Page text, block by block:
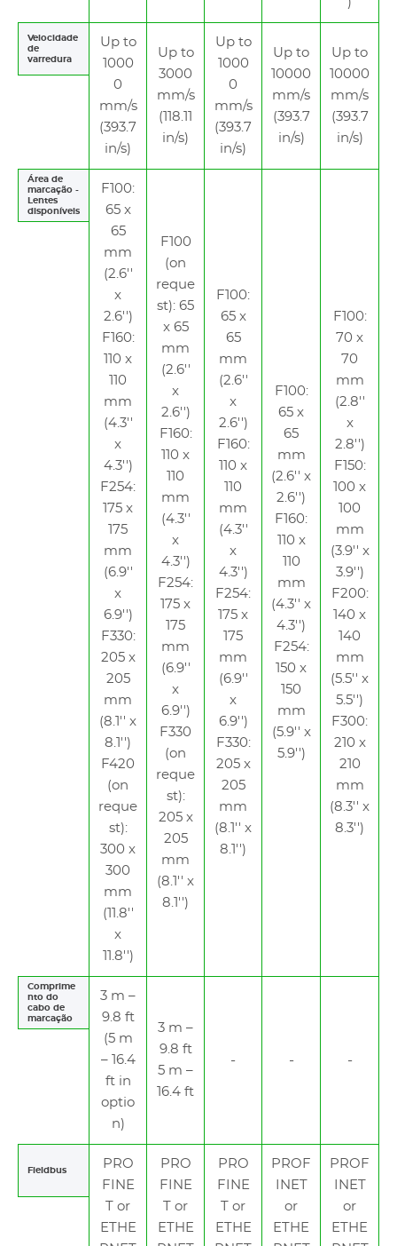
Velocidade
de
varredura
Up to
1000
0
mm/s
(393.7
in/s)
Up to
3000
mm/s
(118.11
in/s)
Up to
1000
0
mm/s
(393.7
in/s)
Up to
10000
mm/s
(393.7
in/s)
Up to
10000
mm/s
(393.7
in/s)
Área de
marcação -
Lentes
disponíveis
F100:
65 x
65
mm
(2.6''
x
2.6'')
F160:
110 x
110
mm
(4.3''
x
4.3'')
F254:
175 x
175
mm
(6.9''
x
6.9'')
F330:
205 x
205
mm
(8.1'' x
8.1'')
F420
(on
reque
st):
300 x
300
mm
(11.8''
x
11.8'')
F100
(on
reque
st): 65
x 65
mm
(2.6''
x
2.6'')
F160:
110 x
110
mm
(4.3''
x
4.3'')
F254:
175 x
175
mm
(6.9''
x
6.9'')
F330
(on
reque
st):
205 x
205
mm
(8.1'' x
8.1'')
F100:
65 x
65
mm
(2.6''
x
2.6'')
F160:
110 x
110
mm
(4.3''
x
4.3'')
F254:
175 x
175
mm
(6.9''
x
6.9'')
F330:
205 x
205
mm
(8.1'' x
8.1'')
F100:
65 x
65
mm
(2.6'' x
2.6'')
F160:
110 x
110
mm
(4.3'' x
4.3'')
F254:
150 x
150
mm
(5.9'' x
5.9'')
F100:
70 x
70
mm
(2.8''
x
2.8'')
F150:
100 x
100
mm
(3.9'' x
3.9'')
F200:
140 x
140
mm
(5.5'' x
5.5'')
F300:
210 x
210
mm
(8.3'' x
8.3'')
Comprime
nto do
cabo de
marcação
3 m –
9.8 ft
(5 m
– 16.4
ft in
optio
n)
3 m –
9.8 ft
5 m –
16.4 ft
Fieldbus
PRO
FINE
T or
ETHE
PRO
FINE
T or
ETHE
PRO
FINE
T or
ETHE
PROF
INET
or
ETHE
PROF
INET
or
ETHE